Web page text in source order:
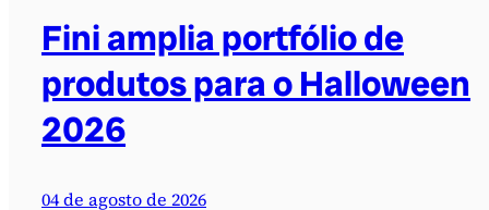
Fini amplia portfólio de
produtos para o Halloween
2026
04 de agosto de 2026